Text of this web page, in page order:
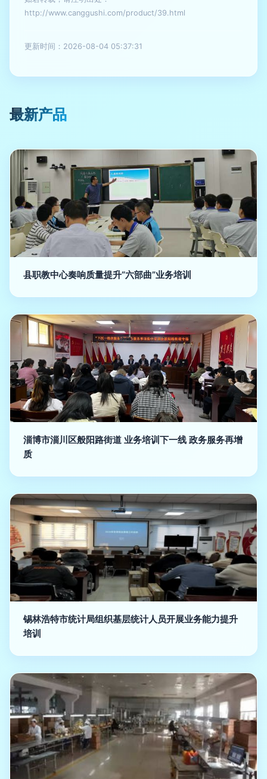
http://www.canggushi.com/product/39.html
更新时间：2026-08-04 05:37:31
最新产品
县职教中心奏响质量提升“六部曲”业务培训
淄博市淄川区般阳路街道 业务培训下一线 政务服务再增
质
锡林浩特市统计局组织基层统计人员开展业务能力提升
培训